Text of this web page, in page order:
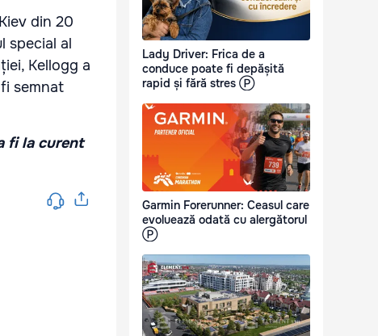
din 20
special al
Kellogg a
semnat
fi la curent
Lady Driver: Frica de a
conduce poate fi depășită
rapid și fără stres Ⓟ
Garmin Forerunner: Ceasul care
evoluează odată cu alergătorul
Ⓟ